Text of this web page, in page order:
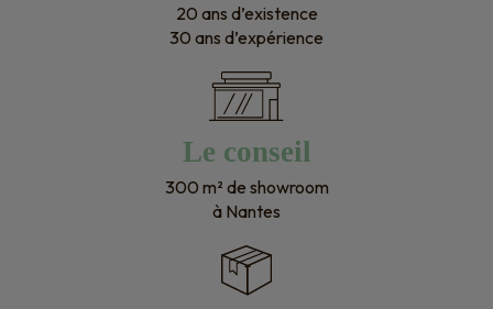
20 ans d’existence
30 ans d’expérience
Le conseil
300 m² de showroom
à Nantes